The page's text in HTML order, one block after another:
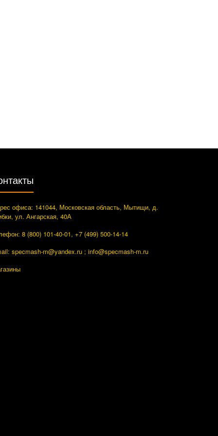
офиса: 141044, Московская область, Мытищи, д.
ул. Ангарская, 40А
8 (800) 101-40-01, +7 (499) 500-14-14
specmash-m@yandex.ru ; info@specmash-m.ru